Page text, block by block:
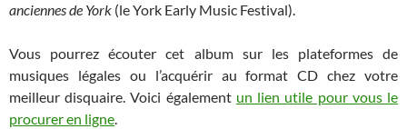
anciennes de York (le York Early Music Festival).
Vous pourrez écouter cet album sur les plateformes de
musiques légales ou l’acquérir au format CD chez votre
meilleur disquaire. Voici également un lien utile pour vous le
procurer en ligne.